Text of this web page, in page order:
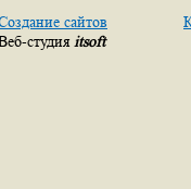
сайтов
студия itsoft